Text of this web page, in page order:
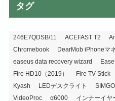
タグ
246E7QDSB/11 ACEFAST T2
Chromebook
DearMob iPhoneマ
easeus data recovery wizard
Fire HD10（2019）
Fire TV Stick
Kyash
LEDデスクライト
VideoProc
α6000 インナーイヤ